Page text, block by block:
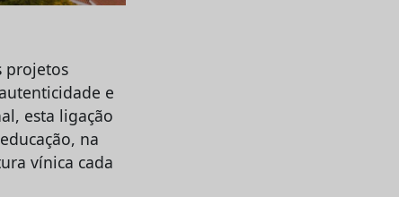
projetos
e
esta ligação
na
vínica cada